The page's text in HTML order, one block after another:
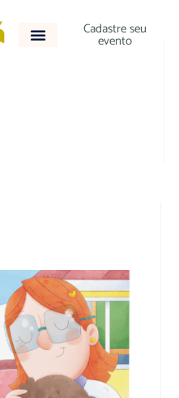
Cadastre seu
evento